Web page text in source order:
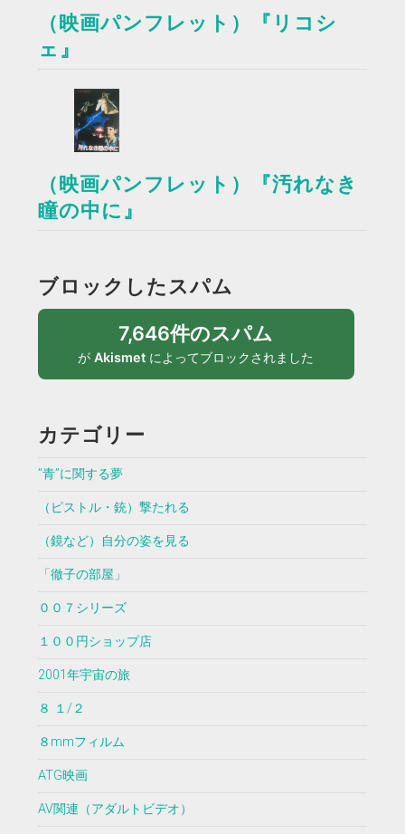
（映画パンフレット）『リコシ
ェ』
（映画パンフレット）『汚れなき
瞳の中に』
ブロックしたスパム
7,646件のスパム
がAkismet によってブロックされました
カテゴリー
”青”に関する夢
（ピストル・銃）撃たれる
（鏡など）自分の姿を見る
「徹子の部屋」
００７シリーズ
１００円ショップ店
2001年宇宙の旅
８ １/２
８mmフィルム
ATG映画
AV関連（アダルトビデオ）